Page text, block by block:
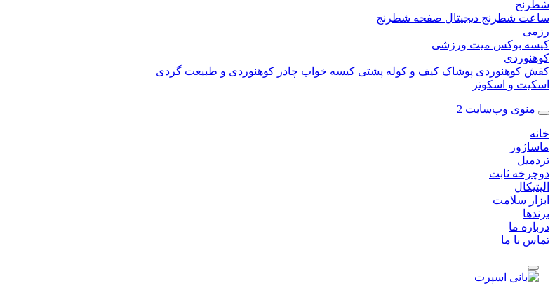
شطرنج
ساعت شطرنج دیجیتال صفحه شطرنج
رزمی
کیسه بوکس میت ورزشی
کوهنوردی
کفش کوهنوردی پوشاک کیف و کوله پشتی کیسه خواب چادر کوهنوردی و طبیعت گردی
اسکیت و اسکوتر
منوی وب‌سایت 2
خانه
ماساژور
تردمیل
دوچرخه ثابت
الپتیکال
ابزار سلامت
برندها
درباره ما
تماس با ما